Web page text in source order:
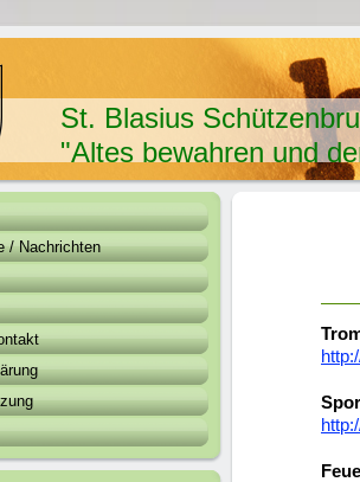
St. Blasius
"Altes bewahren und
/ Nachrichten